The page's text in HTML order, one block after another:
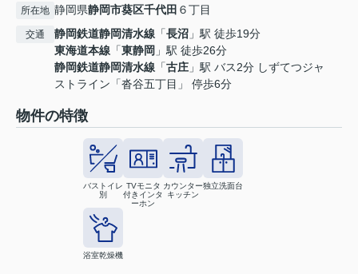
所在地 静岡県静岡市葵区千代田 ６丁目
交通 静岡鉄道静岡清水線 「長沼 」駅 徒歩19分
東海道本線 「東静岡 」駅 徒歩26分
静岡鉄道静岡清水線 「古庄 」駅 バス2分 しずてつジャ
ストライン「沓谷五丁目」 停歩6分
物件の特徴
バストイレ
別
TVモニタ
付きインタ
ーホン
カウンター
キッチン
独立洗面台
浴室乾燥機